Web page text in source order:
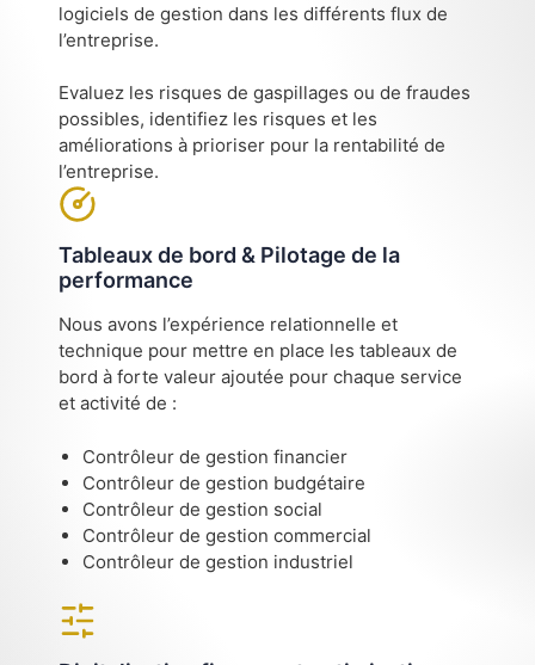
logiciels de gestion dans les différents flux de
l’entreprise.
Evaluez les risques de gaspillages ou de fraudes
possibles, identifiez les risques et les
améliorations à prioriser pour la rentabilité de
l’entreprise.
Tableaux de bord & Pilotage de la
performance
Nous avons l’expérience relationnelle et
technique pour mettre en place les tableaux de
bord à forte valeur ajoutée pour chaque service
et activité de :
Contrôleur de gestion financier
Contrôleur de gestion budgétaire
Contrôleur de gestion social
Contrôleur de gestion commercial
Contrôleur de gestion industriel